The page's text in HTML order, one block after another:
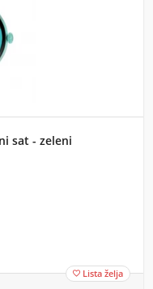
sat - zeleni
 Lista želja